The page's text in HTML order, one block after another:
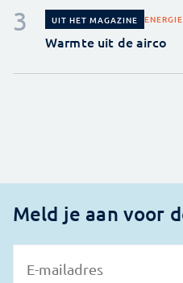
UIT HET MAGAZINE ENERGIE
Warmte uit de airco
Meld je aan voor